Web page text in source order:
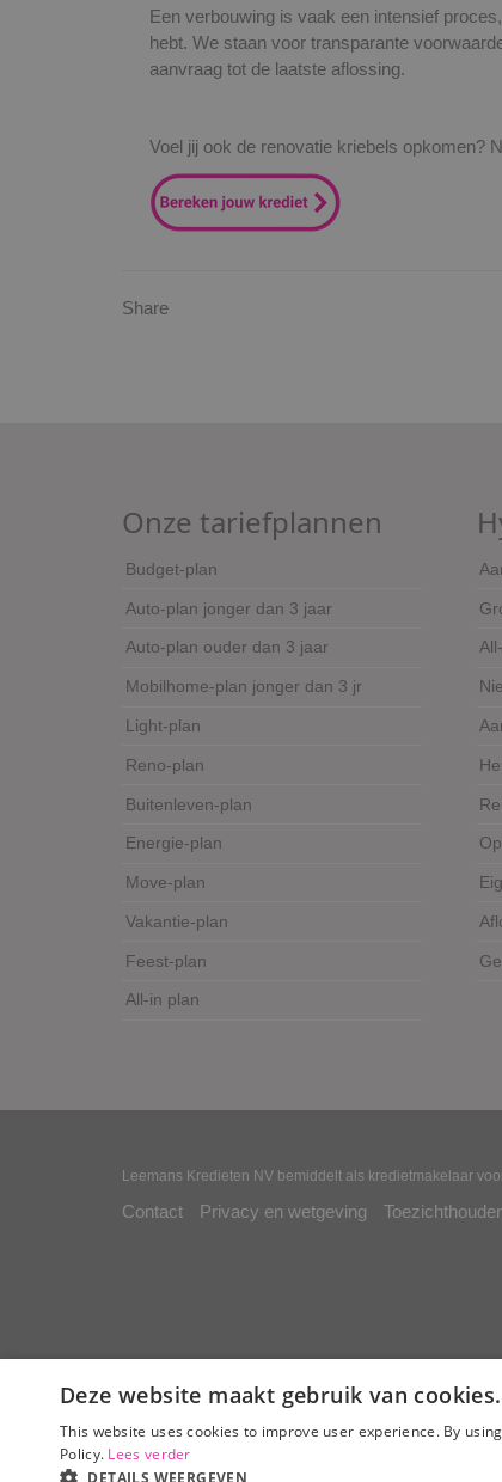
Een verbouwing is vaak een intensief
hebt. We staan voor transparante
aanvraag tot de laatste aflossing.
Voel jij ook de renovatie kriebels opkomen?
Share
Onze tariefplannen
Budget-plan
Auto-plan jonger dan 3 jaar
Auto-plan ouder dan 3 jaar
Mobilhome-plan jonger dan 3 jr
Light-plan
Reno-plan
Buitenleven-plan
Energie-plan
Move-plan
Vakantie-plan
Feest-plan
All-in plan
Leemans Kredieten NV bemiddelt als kredietmakelaar
Contact Privacy en wetgeving
Deze website maakt gebruik van cookies.
This website uses cookies to improve user experience. By
Policy. Lees verder
DETAILS WEERGEVEN